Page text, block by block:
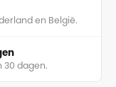
en België.
30 dagen.